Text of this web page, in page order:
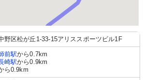
野区松が丘1-33-15アリススポーツビル1F
前駅から0.7km
崎駅から0.9km
ら0.9km